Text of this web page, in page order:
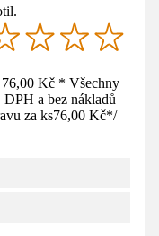
Kč * Všechny
DPH a bez nákladů
za ks76,00 Kč*/